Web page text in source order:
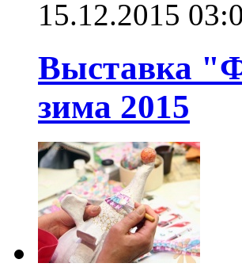
15.12.2015
Выставка
зима 2015